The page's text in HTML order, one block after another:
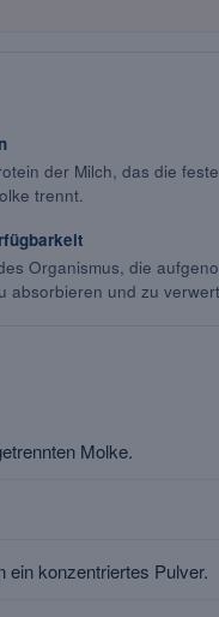
der Milch, das die
trennt.
Organismus, die
absorbieren und zu
Molke.
ein konzentriertes Pulver.